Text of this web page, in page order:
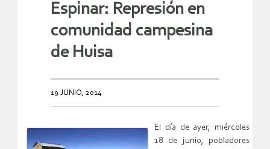
Espinar: Represión en
comunidad campesina
de Huisa
19 JUNIO, 2014
El día de ayer, miércoles
18 de junio, pobladores